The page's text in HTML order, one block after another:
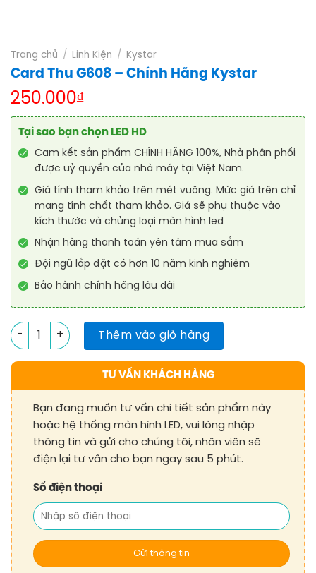
Trang chủ / Linh Kiện / Kystar
Card Thu G608 – Chính Hãng Kystar
250.000₫
Tại sao bạn chọn LED HD
Cam kết sản phẩm CHÍNH HÃNG 100%, Nhà phân phối
được uỷ quyền của nhà máy tại Việt Nam.
Giá tính tham khảo trên mét vuông. Mức giá trên chỉ
mang tính chất tham khảo. Giá sẽ phụ thuộc vào
kích thước và chủng loại màn hình led
Nhận hàng thanh toán yên tâm mua sắm
Đội ngũ lắp đặt có hơn 10 năm kinh nghiệm
Bảo hành chính hãng lâu dài
Card Thu G608 - Chính Hãng Kystar số lượng
Thêm vào giỏ hàng
TƯ VẤN KHÁCH HÀNG
Bạn đang muốn tư vấn chi tiết sản phẩm này
hoặc hệ thống màn hình LED, vui lòng nhập
thông tin và gửi cho chúng tôi, nhân viên sẽ
điện lại tư vấn cho bạn ngay sau 5 phút.
Số điện thoại